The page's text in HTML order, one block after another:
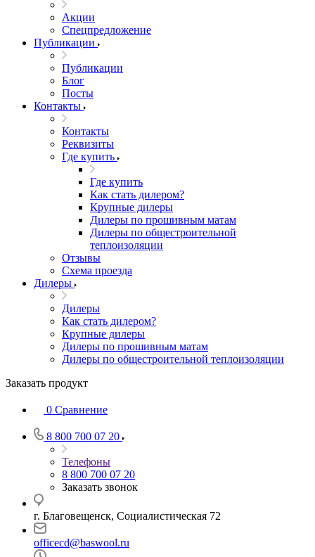
Акции
Спецпредложение
Публикации
Публикации
Блог
Посты
Контакты
Контакты
Реквизиты
Где купить
Где купить
Как стать дилером?
Крупные дилеры
Дилеры по прошивным матам
Дилеры по общестроительной
теплоизоляции
Отзывы
Схема проезда
Дилеры
Дилеры
Как стать дилером?
Крупные дилеры
Дилеры по прошивным матам
Дилеры по общестроительной теплоизоляции
Заказать продукт
0 Сравнение
8 800 700 07 20
Телефоны
8 800 700 07 20
Заказать звонок
г. Благовещенск, Социалистическая 72
officecd@baswool.ru